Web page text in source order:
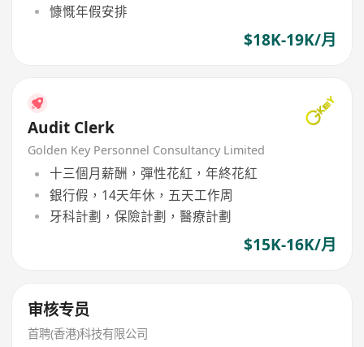
慷慨年假安排
$18K-19K/月
Audit Clerk
Golden Key Personnel Consultancy Limited
十三個月薪酬，彈性花紅，年終花紅
銀行假，14天年休，五天工作周
牙科計劃，保險計劃，醫療計劃
$15K-16K/月
审核专员
首聘(香港)科技有限公司